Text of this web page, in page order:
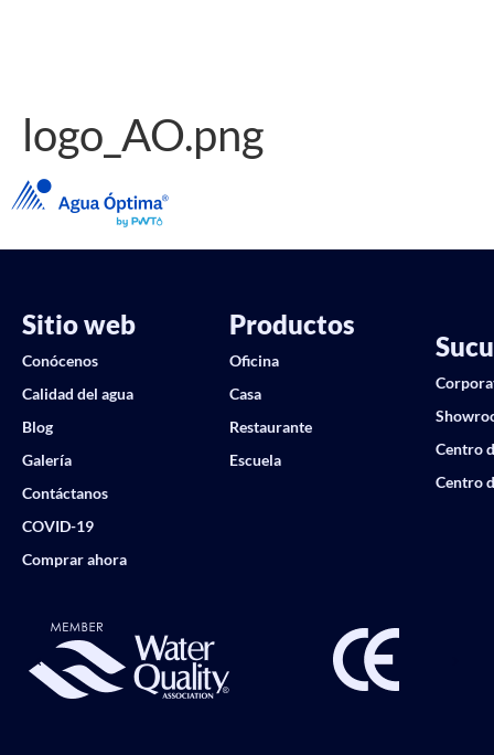
logo_AO.png
Sitio web
Conócenos
Calidad del agua
Blog
Galería
Contáctanos
COVID-19
Comprar ahora
Productos
Oficina
Casa
Restaurante
Escuela
Centro
Centro